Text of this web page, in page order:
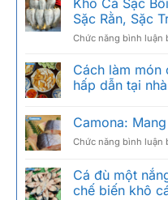
Khô Cá Sặc
Sặc Rằn, Sặc
Chức năng bình luận
Cách làm món
hấp dẫn tại nhà
Camona:
Chức năng bình luận
Cá đù một
chế biến khô